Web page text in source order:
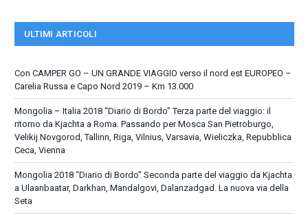
ULTIMI ARTICOLI
Con CAMPER GO – UN GRANDE VIAGGIO verso il nord est EUROPEO –
Carelia Russa e Capo Nord 2019 – Km 13.000
Mongolia – Italia 2018 “Diario di Bordo” Terza parte del viaggio: il
ritorno da Kjachta a Roma. Passando per Mosca San Pietroburgo,
Velikij Novgorod, Tallinn, Riga, Vilnius, Varsavia, Wieliczka, Repubblica
Ceca, Vienna
Mongolia 2018 “Diario di Bordo” Seconda parte del viaggio da Kjachta
a Ulaanbaatar, Darkhan, Mandalgovi, Dalanzadgad. La nuova via della
Seta